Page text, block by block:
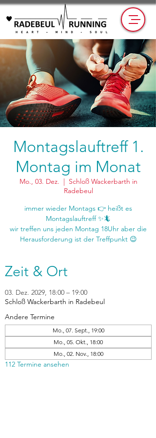
Montagslauftreff 1.
Montag im Monat
Mo., 03. Dez.
  |
Schloß Wackerbarth in
Radebeul
immer wieder Montags 👉 heißt es
Montagslauftreff ✨🦎
wir treffen uns jeden Montag 18Uhr aber die
Zeit & Ort
03. Dez. 2029, 18:00 – 19:00
Schloß Wackerbarth in Radebeul
Andere Termine
Mo., 07. Sept., 19:00
Mo., 05. Okt., 18:00
Mo., 02. Nov., 18:00
112 Termine ansehen